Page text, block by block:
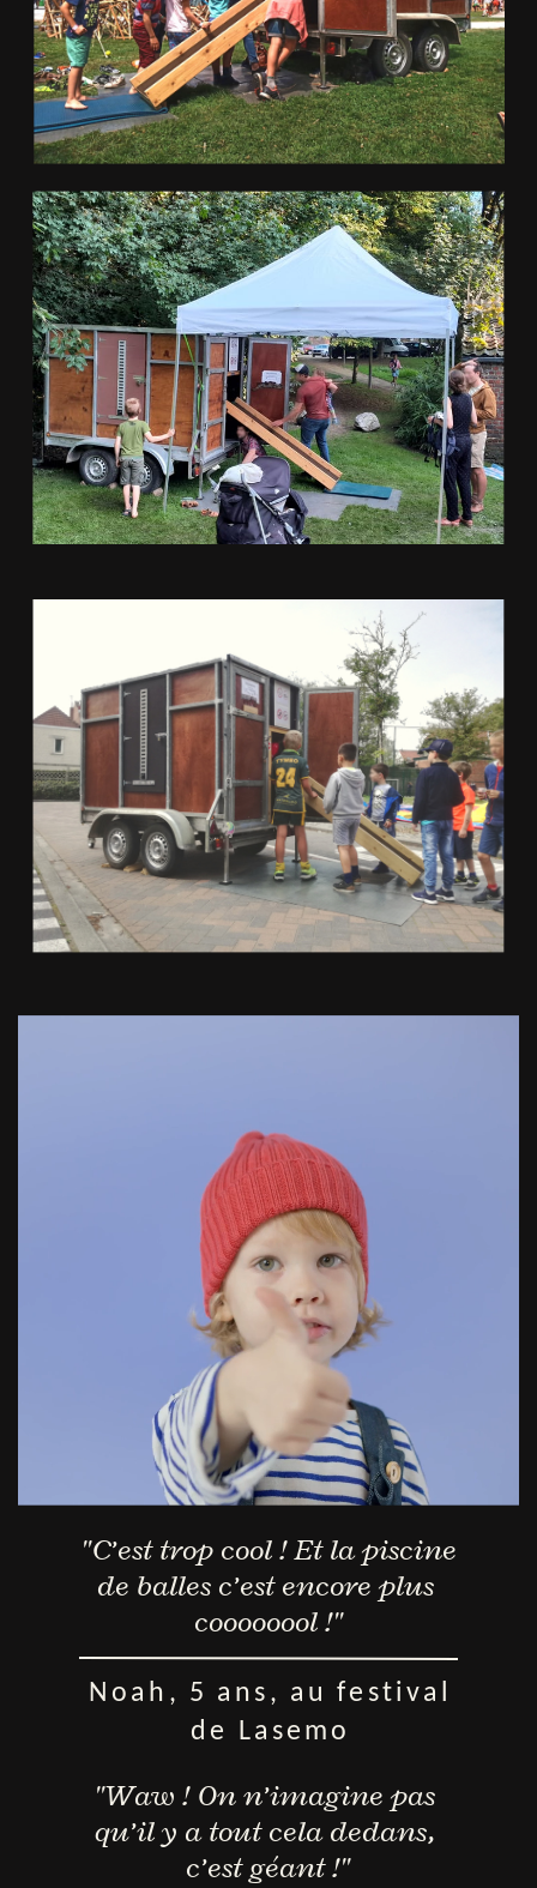
"C’est trop cool ! Et la piscine
​de balles c’est encore plus ​
cooo​ooool !"
Noah, 5 ans, au fes​tival
d​e Lasemo
"Waw ! On n’imagine pas ​
qu’il y a tout cela dedans, ​
c’es​t géant !"